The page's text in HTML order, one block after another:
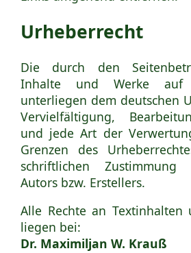
Urheberrecht
Die durch den
Inhalte und Werke auf
unterliegen dem deutschen
Vervielfältigung,
und jede Art der
Grenzen des
schriftlichen
Autors bzw. Erstellers.
Alle Rechte an Textinhalten
liegen bei:
Dr. Maximiljan W. Krauß